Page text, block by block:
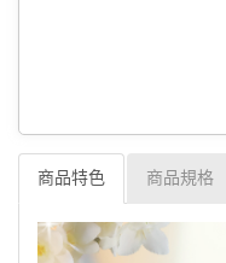
商品特色 商品規格